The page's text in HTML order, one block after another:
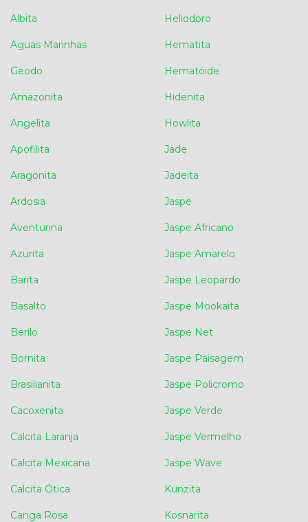
Albita
Aguas Marinhas
Geodo
Amazonita
Angelita
Apofilita
Aragonita
Ardosia
Aventurina
Azurita
Barita
Basalto
Berilo
Bornita
Brasilianita
Cacoxenita
Calcita Laranja
Calcita Mexicana
Calcita Ótica
Canga Rosa
Heliodoro
Hematita
Hematóide
Hidenita
Howlita
Jade
Jadeita
Jaspe
Jaspe Africano
Jaspe Amarelo
Jaspe Leopardo
Jaspe Mookaita
Jaspe Net
Jaspe Paisagem
Jaspe Policromo
Jaspe Verde
Jaspe Vermelho
Jaspe Wave
Kunzita
Kosnarita